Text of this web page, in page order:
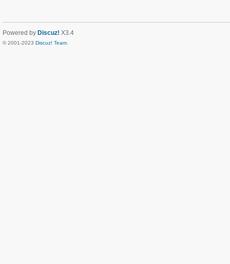
Powered by Discuz! X3.4
© 2001-2023 Discuz! Team